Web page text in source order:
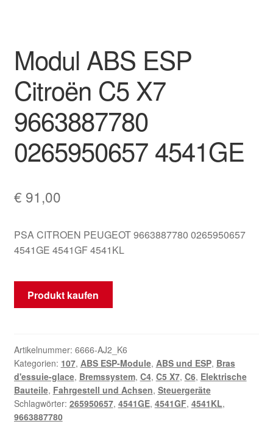
Modul ABS ESP
Citroën C5 X7
9663887780
0265950657 4541GE
€ 91,00
PSA CITROEN PEUGEOT 9663887780 0265950657
4541GE 4541GF 4541KL
Produkt kaufen
Artikelnummer: 6666-AJ2_K6
Kategorien: 107, ABS ESP-Module, ABS und ESP, Bras
d'essuie-glace, Bremssystem, C4, C5 X7, C6, Elektrische
Bauteile, Fahrgestell und Achsen, Steuergeräte
Schlagwörter: 265950657, 4541GE, 4541GF, 4541KL,
9663887780